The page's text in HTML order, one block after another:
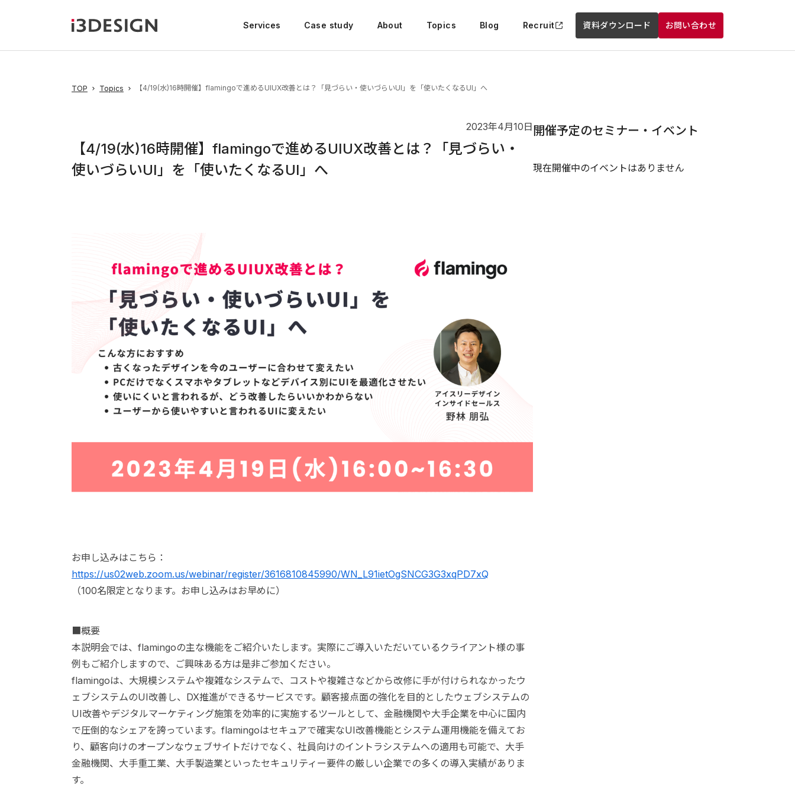
Services Case study About Topics Blog Recruit 資料ダウンロード お問い合わせ
TOP Topics 【4/19(水)16時開催】flamingoで進めるUIUX改善とは？「見づらい・使いづらいUI」を「使いたくなるUI」へ
2023年4月10日
【4/19(水)16時開催】flamingoで進めるUIUX改善とは？「見づらい・
使いづらいUI」を「使いたくなるUI」へ
お申し込みはこちら：
https://us02web.zoom.us/webinar/register/3616810845990/WN_L91ietOgSNCG3G3xqPD7xQ
（100名限定となります。お申し込みはお早めに）
■概要
本説明会では、flamingoの主な機能をご紹介いたします。実際にご導入いただいているクライアント様の事
例もご紹介しますので、ご興味ある方は是非ご参加ください。
flamingoは、大規模システムや複雑なシステムで、コストや複雑さなどから改修に手が付けられなかったウ
ェブシステムのUI改善し、DX推進ができるサービスです。顧客接点面の強化を目的としたウェブシステムの
UI改善やデジタルマーケティング施策を効率的に実施するツールとして、金融機関や大手企業を中心に国内
で圧倒的なシェアを誇っています。flamingoはセキュアで確実なUI改善機能とシステム運用機能を備えてお
り、顧客向けのオープンなウェブサイトだけでなく、社員向けのイントラシステムへの適用も可能で、大手
金融機関、大手重工業、大手製造業といったセキュリティー要件の厳しい企業での多くの導入実績がありま
す。
開催予定のセミナー・イベント
現在開催中のイベントはありません